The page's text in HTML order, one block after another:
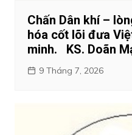
Chấn Dân khí –
hóa cốt lõi đưa
minh. KS. Doãn
9 Tháng 7, 2026